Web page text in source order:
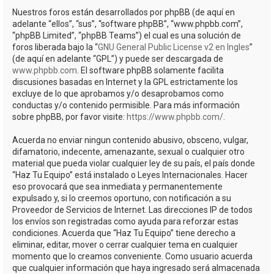
Nuestros foros están desarrollados por phpBB (de aquí en
adelante “ellos”, “sus”, “software phpBB”, “www.phpbb.com”,
“phpBB Limited”, “phpBB Teams”) el cual es una solución de
foros liberada bajo la “GNU General Public License v2 en Ingles”
(de aquí en adelante “GPL”) y puede ser descargada de
www.phpbb.com . El software phpBB solamente facilita
discusiones basadas en Internet y la GPL estrictamente los
excluye de lo que aprobamos y/o desaprobamos como
conductas y/o contenido permisible. Para más información
sobre phpBB, por favor visite: https://www.phpbb.com/
Acuerda no enviar ningun contenido abusivo, obsceno, vulgar,
difamatorio, indecente, amenazante, sexual o cualquier otro
material que pueda violar cualquier ley de su país, el país donde
“Haz Tu Equipo” está instalado o Leyes Internacionales. Hacer
eso provocará que sea inmediata y permanentemente
expulsado y, si lo creemos oportuno, con notificación a su
Proveedor de Servicios de Internet. Las direcciones IP de todos
los envíos son registradas como ayuda para reforzar estas
condiciones. Acuerda que “Haz Tu Equipo” tiene derecho a
eliminar, editar, mover o cerrar cualquier tema en cualquier
momento que lo creamos conveniente. Como usuario acuerda
que cualquier información que haya ingresado será almacenada